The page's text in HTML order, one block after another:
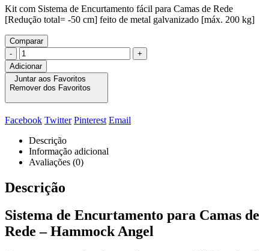
Kit com Sistema de Encurtamento fácil para Camas de Rede
[Redução total= -50 cm] feito de metal galvanizado [máx. 200 kg]
Comparar
-
+
Adicionar
Juntar aos Favoritos
Remover dos Favoritos
Facebook Twitter Pinterest Email
Descrição
Informação adicional
Avaliações (0)
Descrição
Sistema de Encurtamento para Camas de
Rede – Hammock Angel